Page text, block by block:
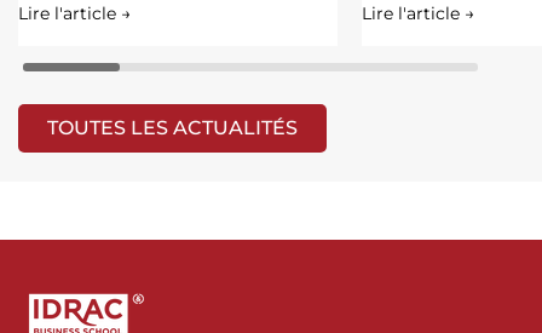
Lire l'article →
Lire l'article →
TOUTES LES ACTUALITÉS